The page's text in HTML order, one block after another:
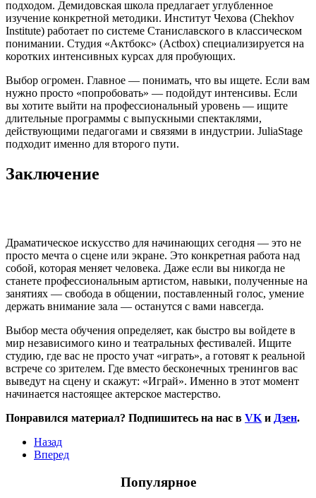
подходом. Демидовская школа предлагает углубленное
изучение конкретной методики. Институт Чехова (Chekhov
Institute) работает по системе Станиславского в классическом
понимании. Студия «Актбокс» (Actbox) специализируется на
коротких интенсивных курсах для пробующих.
Выбор огромен. Главное — понимать, что вы ищете. Если вам
нужно просто «попробовать» — подойдут интенсивы. Если
вы хотите выйти на профессиональный уровень — ищите
длительные программы с выпускными спектаклями,
действующими педагогами и связями в индустрии. JuliaStage
подходит именно для второго пути.
Заключение
Драматическое искусство для начинающих сегодня — это не
просто мечта о сцене или экране. Это конкретная работа над
собой, которая меняет человека. Даже если вы никогда не
станете профессиональным артистом, навыки, полученные на
занятиях — свобода в общении, поставленный голос, умение
держать внимание зала — останутся с вами навсегда.
Выбор места обучения определяет, как быстро вы войдете в
мир независимого кино и театральных фестивалей. Ищите
студию, где вас не просто учат «играть», а готовят к реальной
встрече со зрителем. Где вместо бесконечных тренингов вас
выведут на сцену и скажут: «Играй». Именно в этот момент
начинается настоящее актерское мастерство.
Понравился материал? Подпишитесь на нас в VKи Дзен.
Назад
Вперед
Популярное